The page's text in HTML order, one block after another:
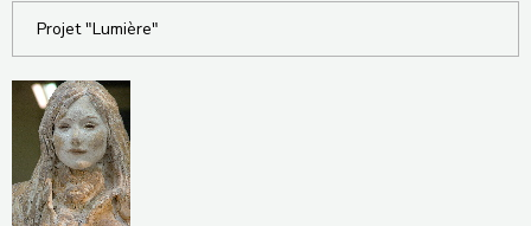
Projet "Lumière"